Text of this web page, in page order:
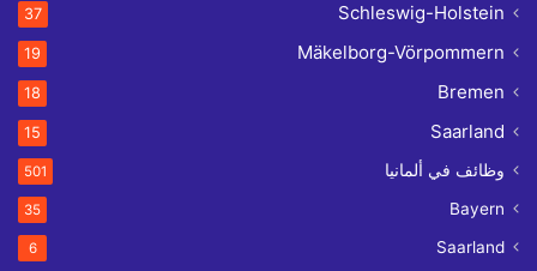
Schleswig-Holstein
37
Mäkelborg-Vörpommern
19
Bremen
18
Saarland
15
وظائف في ألمانيا 501
Bayern
35
Saarland
6